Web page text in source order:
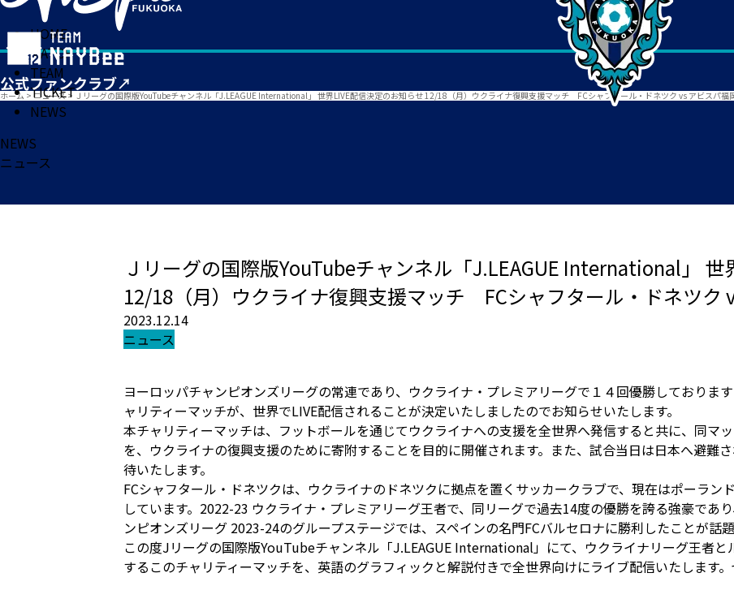
HOME
MATCH
TEAM
TICKET
NEWS
ホーム > ニュース> Ｊリーグの国際版YouTubeチャンネル「J.LEAGUE International」 世界LIVE配信決定のお知らせ 12/18（月）ウクライナ復興支援マッチ FCシャフタール・ドネツク vs アビスパ福
NEWS
ニュース
Ｊリーグの国際版YouTubeチャンネル「J.LEAGUE International」 世
12/18（月）ウクライナ復興支援マッチ FCシャフタール・ドネツク
2023.12.14
ニュース
ヨーロッパチャンピオンズリーグの常連であり、ウクライナ・プレミアリーグで１４回優勝しておりま
ャリティーマッチが、世界でLIVE配信されることが決定いたしましたのでお知らせいたします。
本チャリティーマッチは、フットボールを通じてウクライナへの支援を全世界へ発信すると共に、同マ
を、ウクライナの復興支援のために寄附することを目的に開催されます。また、試合当日は日本へ避難
待いたします。
FCシャフタール・ドネツクは、ウクライナのドネツクに拠点を置くサッカークラブで、現在はポーラン
しています。2022-23 ウクライナ・プレミアリーグ王者で、同リーグで過去14度の優勝を誇る強豪であり
ンピオンズリーグ 2023-24のグループステージでは、スペインの名門FCバルセロナに勝利したことが話題
この度Jリーグの国際版YouTubeチャンネル「J.LEAGUE International」にて、ウクライナリーグ王者
するこのチャリティーマッチを、英語のグラフィックと解説付きで全世界向けにライブ配信いたします。